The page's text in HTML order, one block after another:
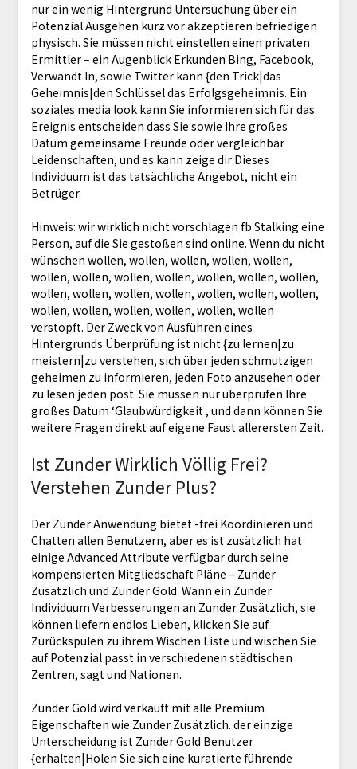
nur ein wenig Hintergrund Untersuchung über ein
Potenzial Ausgehen kurz vor akzeptieren befriedigen
physisch. Sie müssen nicht einstellen einen privaten
Ermittler – ein Augenblick Erkunden Bing, Facebook,
Verwandt In, sowie Twitter kann {den Trick|das
Geheimnis|den Schlüssel das Erfolgsgeheimnis. Ein
soziales media look kann Sie informieren sich für das
Ereignis entscheiden dass Sie sowie Ihre großes
Datum gemeinsame Freunde oder vergleichbar
Leidenschaften, und es kann zeige dir Dieses
Individuum ist das tatsächliche Angebot, nicht ein
Betrüger.
Hinweis: wir wirklich nicht vorschlagen fb Stalking eine
Person, auf die Sie gestoßen sind online. Wenn du nicht
wünschen wollen, wollen, wollen, wollen, wollen,
wollen, wollen, wollen, wollen, wollen, wollen, wollen,
wollen, wollen, wollen, wollen, wollen, wollen, wollen,
wollen, wollen, wollen, wollen, wollen, wollen
verstopft. Der Zweck von Ausführen eines
Hintergrunds Überprüfung ist nicht {zu lernen|zu
meistern|zu verstehen, sich über jeden schmutzigen
geheimen zu informieren, jeden Foto anzusehen oder
zu lesen jeden post. Sie müssen nur überprüfen Ihre
großes Datum ‘Glaubwürdigkeit , und dann können Sie
weitere Fragen direkt auf eigene Faust allerersten Zeit.
Ist Zunder Wirklich Völlig Frei?
Verstehen Zunder Plus?
Der Zunder Anwendung bietet -frei Koordinieren und
Chatten allen Benutzern, aber es ist zusätzlich hat
einige Advanced Attribute verfügbar durch seine
kompensierten Mitgliedschaft Pläne – Zunder
Zusätzlich und Zunder Gold. Wann ein Zunder
Individuum Verbesserungen an Zunder Zusätzlich, sie
können liefern endlos Lieben, klicken Sie auf
Zurückspulen zu ihrem Wischen Liste und wischen Sie
auf Potenzial passt in verschiedenen städtischen
Zentren, sagt und Nationen.
Zunder Gold wird verkauft mit alle Premium
Eigenschaften wie Zunder Zusätzlich. der einzige
Unterscheidung ist Zunder Gold Benutzer
{erhalten|Holen Sie sich eine kuratierte führende